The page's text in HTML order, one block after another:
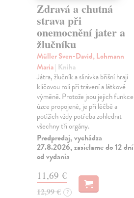
Zdravá a chutná
strava při
onemocnění jater a
žlučníku
Müller Sven-David, Lohmann
Maria| Kniha
Játra, žlučník a slinivka břišní hrají
klíčovou roli při trávení a látkové
výměně. Protože jsou jejich funkce
úzce propojené, je při léčbě a
potížích vždy potřeba zohlednit
všechny tři orgány.
Predpredaj, vychádza
27.8.2026, zasielame do 12 dní
od vydania
11,69 €
12,99 € ?